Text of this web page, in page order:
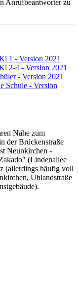
Anrufbeantworter zu
1 - Version 2021
2-4 - Version 2021
- Version 2021
Schule - Version
Nähe zum
der Brückenstraße
Neunkirchen -
(Lindenallee
(allerdings häufig voll
Uhlandstraße